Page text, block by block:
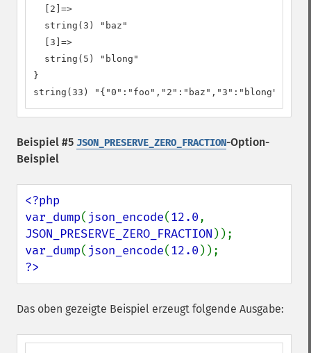
  [2]=>
  string(3) "baz"
  [3]=>
  string(5) "blong"
}
string(33) "{"0":"foo","2":"baz","3":"blong"}"
Beispiel #5 JSON_PRESERVE_ZERO_FRACTION-Option-
Beispiel
<?php
var_dump( json_encode(12.0
JSON_PRESERVE_ZERO_FRACTION
var_dump( json_encode(12.0
?>
Das oben gezeigte Beispiel erzeugt folgende Ausgabe: